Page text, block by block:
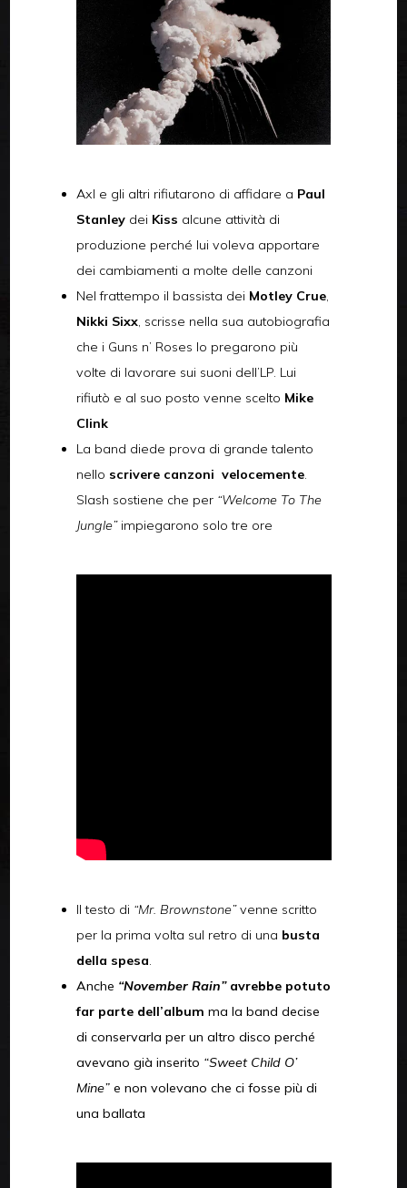
Axl e gli altri rifiutarono di affidare a Paul
Stanleydei Kiss alcune attività di
produzione perché lui voleva apportare
dei cambiamenti a molte delle canzoni
Nel frattempo il bassista dei Motley Crue,
Nikki Sixx, scrisse nella sua autobiografia
che i Guns n’ Roses lo pregarono più
volte di lavorare sui suoni dell’LP. Lui
rifiutò e al suo posto venne scelto Mike
Clink
La band diede prova di grande talento
nello scrivere canzoni velocemente.
Slash sostiene che per “Welcome To The
Jungle”impiegarono solo tre ore
Il testo di “Mr. Brownstone”venne scritto
per la prima volta sul retro di una busta
della spesa.
Anche “November Rain”avrebbe potuto
far parte dell’album ma la band decise
di conservarla per un altro disco perché
avevano già inserito “Sweet Child O’
Mine”e non volevano che ci fosse più di
una ballata